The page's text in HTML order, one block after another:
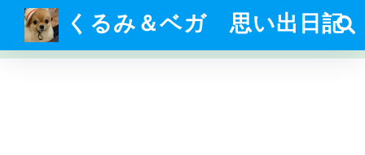
くるみ＆ベガ 思い出日記